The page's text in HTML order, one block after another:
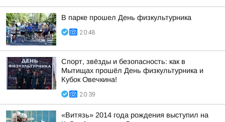
В парке прошел День физкультурника
20:48
Спорт, звёзды и безопасность: как в
Мытищах прошёл День физкультурника и
Кубок Овечкина!
20:39
«Витязь» 2014 года рождения выступил на